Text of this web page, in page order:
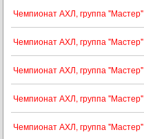
Чемпионат АХЛ, группа "Мастер"
Чемпионат АХЛ, группа "Мастер"
Чемпионат АХЛ, группа "Мастер"
Чемпионат АХЛ, группа "Мастер"
Чемпионат АХЛ, группа "Мастер"